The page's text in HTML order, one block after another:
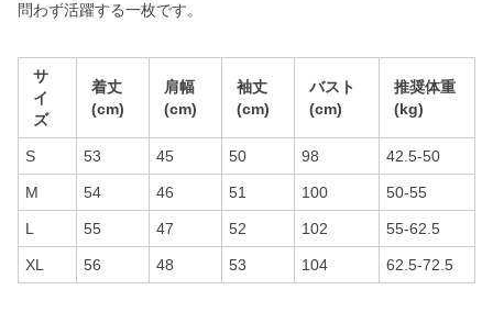
問わず活躍する一枚です。
サ
イ
ズ
着丈
(cm)
肩幅
(cm)
袖丈
(cm)
バスト
(cm)
推奨体重
(kg)
S 53 45 50 98 42.5-50
M 54 46 51 100 50-55
L 55 47 52 102 55-62.5
XL 56 48 53 104 62.5-72.5